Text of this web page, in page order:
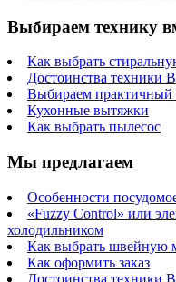
Выбираем технику
Как выбрать
Достоинства техники
Выбираем практичный
Кухонные вытяжки
Как выбрать пылесос
Мы предлагаем
Особенности
«Fuzzy Control» или
холодильником
Как выбрать швейную
Как оформить заказ
Достоинства техники